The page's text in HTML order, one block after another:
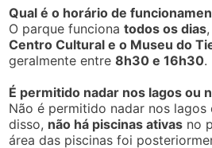
Leandro
Parque Ecológico São Paulo -